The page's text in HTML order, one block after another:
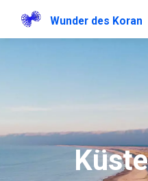
Wunder des Koran